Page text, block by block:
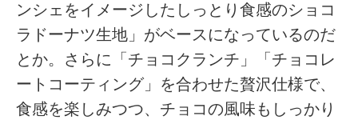
ンシェをイメージしたしっとり食感のショコ
ラドーナツ生地」がベースになっているのだ
とか。さらに「チョコクランチ」「チョコレ
ートコーティング」を合わせた贅沢仕様で、
食感を楽しみつつ、チョコの風味もしっかり